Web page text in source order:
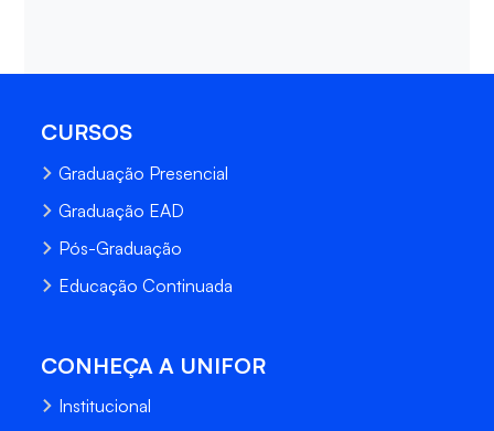
CURSOS
Graduação Presencial
Graduação EAD
Pós-Graduação
Educação Continuada
CONHEÇA A UNIFOR
Institucional